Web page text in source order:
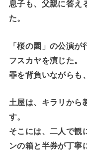
息子も、父親に答え
た。
「桜の園」の公演
フスカヤを演じた。
罪を背負いながらも
土屋は、キラリから
す。
そこには、二人で観
ンの箱と半券が丁寧